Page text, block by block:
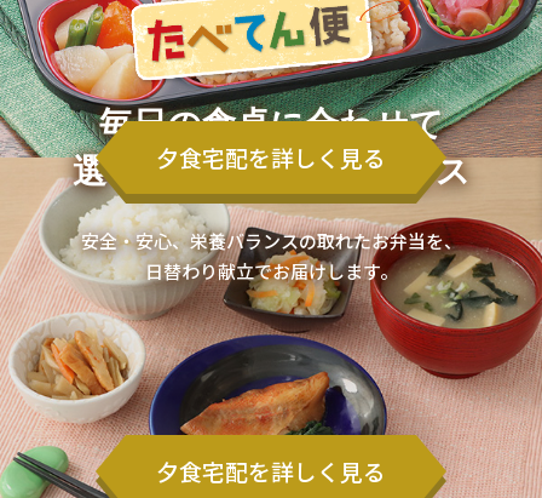
夕食宅配を詳しく見る
夕食宅配を詳しく見る
毎日の食卓に合わせて
選べる2つの宅配サービス
安全・安心、栄養バランスの取れたお弁当を、
日替わり献立でお届けします。